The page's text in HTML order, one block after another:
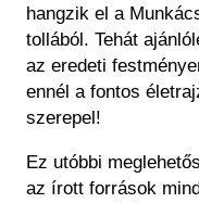
hangzik el a
tollából. Tehát
az eredeti
ennél a fontos
szerepel!
Ez utóbbi
az írott források